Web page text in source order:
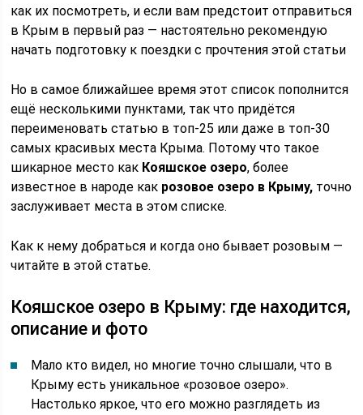
как их посмотреть, и если вам предстоит отправиться
в Крым в первый раз — настоятельно рекомендую
начать подготовку к поездки с прочтения этой статьи
Но в самое ближайшее время этот список пополнится
ещё несколькими пунктами, так что придётся
переименовать статью в топ-25 или даже в топ-30
самых красивых места Крыма. Потому что такое
шикарное место как Кояшское озеро, более
известное в народе как розовое озеро в Крыму, точно
заслуживает места в этом списке.
Как к нему добраться и когда оно бывает розовым —
читайте в этой статье.
Кояшское озеро в Крыму: где находится,
описание и фото
Мало кто видел, но многие точно слышали, что в
Крыму есть уникальное «розовое озеро».
Настолько яркое, что его можно разглядеть из